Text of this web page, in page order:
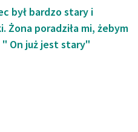
był bardzo stary i
Żona poradziła mi, żebym
" On już jest stary"